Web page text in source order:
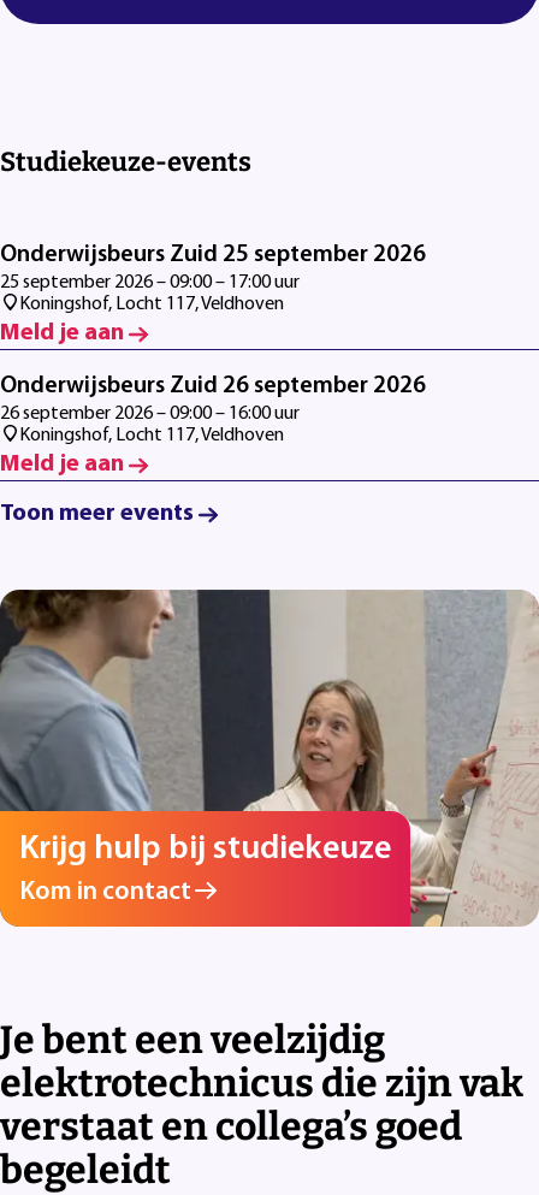
Je bent een veelzijdig
elektrotechnicus die zijn vak
verstaat en collega’s goed
begeleidt
Studiekeuze-events
Onderwijsbeurs Zuid 25 september 2026
25 september 2026 – 09:00 – 17:00 uur
Koningshof, Locht 117, Veldhoven
Meld je aan
Onderwijsbeurs Zuid 26 september 2026
26 september 2026 – 09:00 – 16:00 uur
Koningshof, Locht 117, Veldhoven
Meld je aan
Toon meer events
Krijg hulp bij studiekeuze
Kom in contact